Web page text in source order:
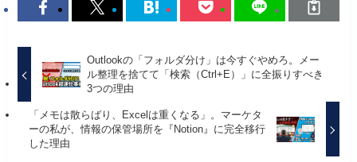
Outlookの「フォルダ分け」は今すぐやめろ。メー
ル整理を捨てて「検索（Ctrl+E）」に全振りすべき
3つの理由
「メモは散らばり、Excelは重くなる」。マーケタ
ーの私が、情報の保管場所を『Notion』に完全移行
した理由